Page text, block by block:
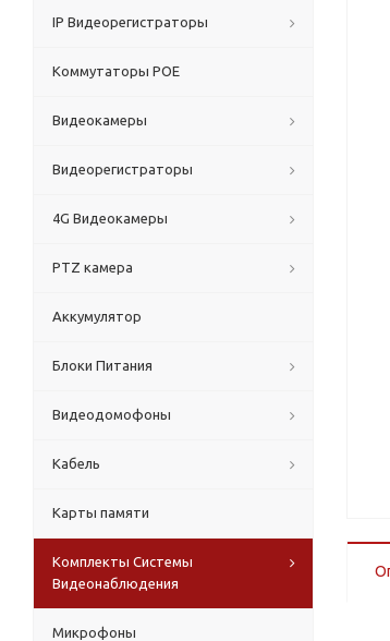
IP Видеорегистраторы
Коммутаторы POE
Видеокамеры
Видеорегистраторы
4G Видеокамеры
PTZ камера
Аккумулятор
Блоки Питания
Видеодомофоны
Кабель
Карты памяти
Комплекты Системы
Видеонаблюдения
Микрофоны